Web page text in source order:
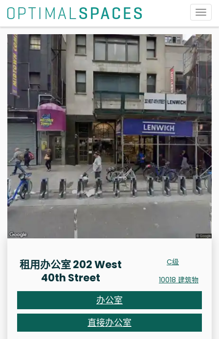
切
换
导
航
租用办公室 202 West
40th Street
C级
10018 建筑物
办公室
直接办公室